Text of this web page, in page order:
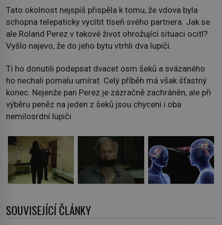
Tato okolnost nejspíš přispěla k tomu, že vdova byla
schopna telepaticky vycítit tíseň svého partnera. Jak se
ale Roland Perez v takové život ohrožující situaci ocitl?
Vyšlo najevo, že do jeho bytu vtrhli dva lupiči.
Ti ho donutili podepsat dvacet osm šeků a svázaného
ho nechali pomalu umírat. Celý příběh má však šťastný
konec. Nejenže pan Perez je zázračně zachráněn, ale při
výběru peněz na jeden z šeků jsou chyceni i oba
nemilosrdní lupiči.
SOUVISEJÍCÍ ČLÁNKY